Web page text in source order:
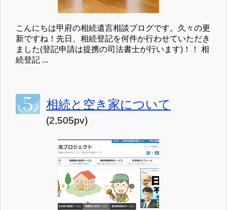
こんにちは甲府の相続遺言相談ブログです。久々の更
新ですね！先日、相続登記を何件か行わせていただき
ました(登記申請は提携の司法書士が行います)！！ 相
続登記 ...
相続と空き家について
(2,505pv)